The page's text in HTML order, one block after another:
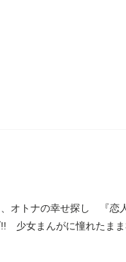
オトナの幸せ探し 『恋
少女まんがに憧れたま